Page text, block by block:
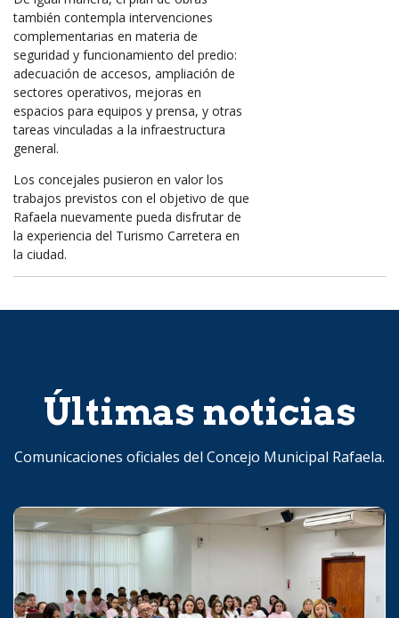
también contempla intervenciones
complementarias en materia de
seguridad y funcionamiento del predio:
adecuación de accesos, ampliación de
sectores operativos, mejoras en
espacios para equipos y prensa, y otras
tareas vinculadas a la infraestructura
general.
Los concejales pusieron en valor los
trabajos previstos con el objetivo de que
Rafaela nuevamente pueda disfrutar de
la experiencia del Turismo Carretera en
la ciudad.
Últimas noticias
Comunicaciones oficiales del Concejo Municipal Rafaela.